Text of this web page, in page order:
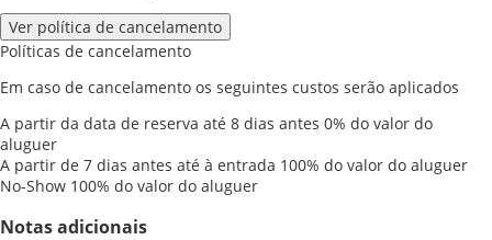
Ver política de cancelamento
Políticas de cancelamento
Em caso de cancelamento os seguintes custos serão aplicados
A partir da data de reserva até 8 dias antes 0% do valor do
aluguer
A partir de 7 dias antes até à entrada 100% do valor do aluguer
No-Show 100% do valor do aluguer
Notas adicionais